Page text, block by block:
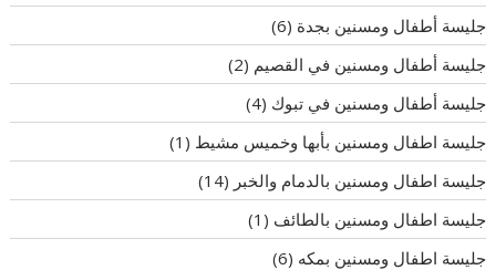
جليسة أطفال ومسنين بجدة (6)
جليسة أطفال ومسنين في القصيم (2)
جليسة أطفال ومسنين في تبوك (4)
جليسة اطفال ومسنين بأبها وخميس مشيط (1)
جليسة اطفال ومسنين بالدمام والخبر (14)
جليسة اطفال ومسنين بالطائف (1)
جليسة اطفال ومسنين بمكه (6)